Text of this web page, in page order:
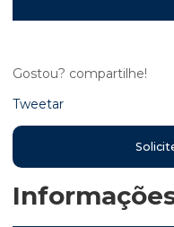
Gostou? compartilhe!
Tweetar